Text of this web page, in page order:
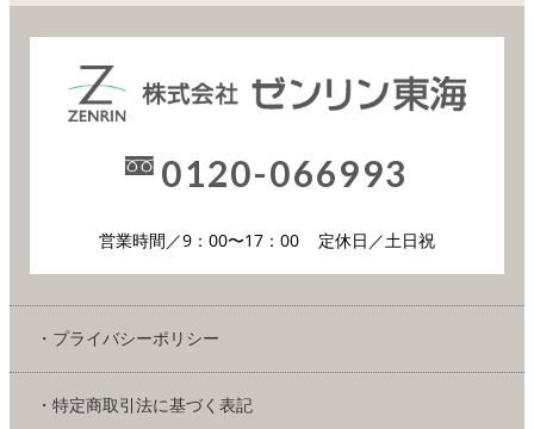
0120-066993
営業時間／9：00〜17：00 定休日／土日祝
・プライバシーポリシー
・特定商取引法に基づく表記